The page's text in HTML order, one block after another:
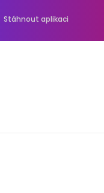
Stáhnout aplikaci